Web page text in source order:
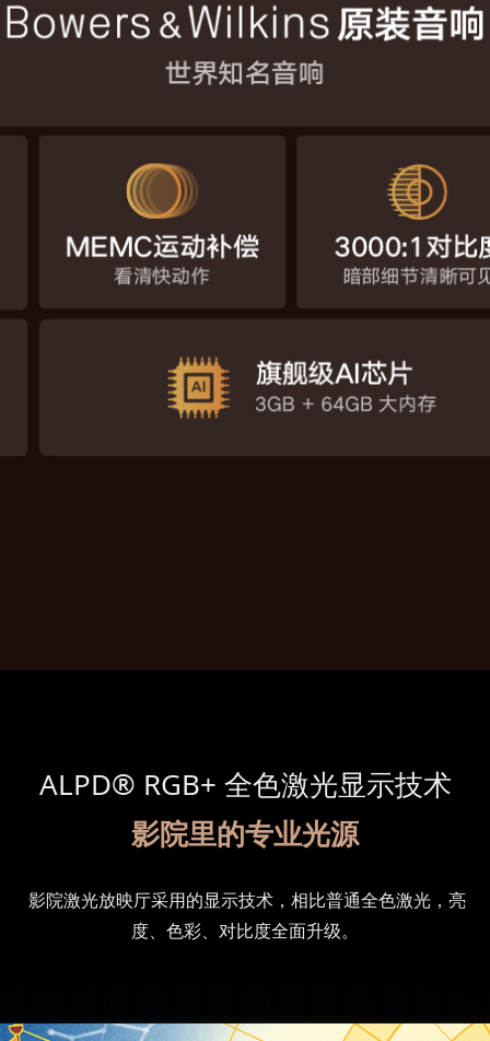
ALPD® RGB+ 全色激光显示技术
影院里的专业光源
影院激光放映厅采用的显示技术，相比普通全色激光，亮
度、色彩、对比度全面升级。